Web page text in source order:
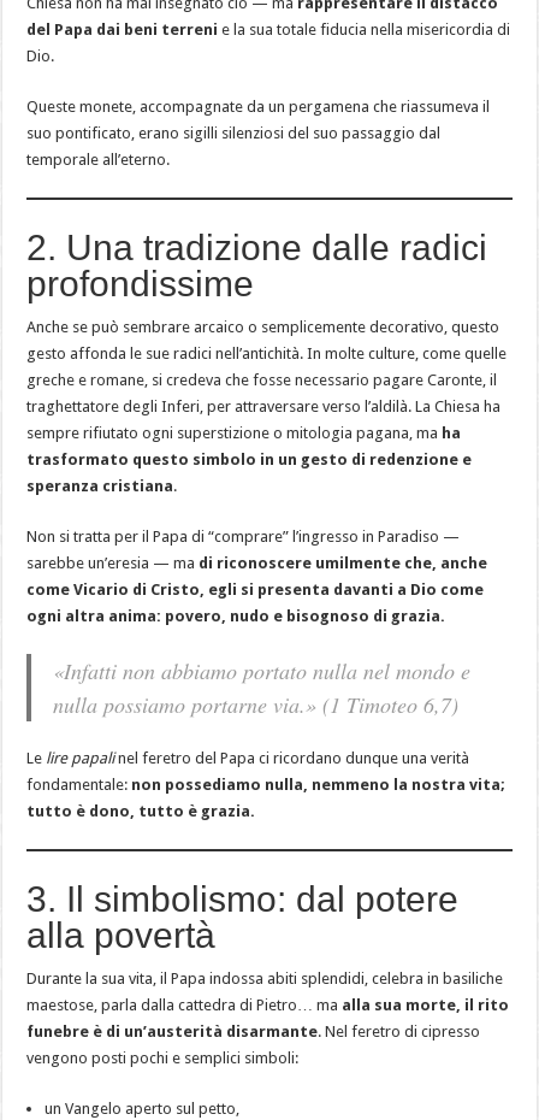
del Papa dai beni terreni e la sua totale fiducia nella misericordia di
Dio.
Queste monete, accompagnate da un pergamena che riassumeva il
suo pontificato, erano sigilli silenziosi del suo passaggio dal
temporale all’eterno.
2. Una tradizione dalle radici
profondissime
Anche se può sembrare arcaico o semplicemente decorativo, questo
gesto affonda le sue radici nell’antichità. In molte culture, come quelle
greche e romane, si credeva che fosse necessario pagare Caronte, il
traghettatore degli Inferi, per attraversare verso l’aldilà. La Chiesa ha
sempre rifiutato ogni superstizione o mitologia pagana, ma ha
trasformato questo simbolo in un gesto di redenzione e
speranza cristiana.
Non si tratta per il Papa di “comprare” l’ingresso in Paradiso —
sarebbe un’eresia — ma di riconoscere umilmente che, anche
come Vicario di Cristo, egli si presenta davanti a Dio come
ogni altra anima: povero, nudo e bisognoso di grazia.
«Infatti non abbiamo portato nulla nel mondo e
nulla possiamo portarne via.» (1 Timoteo 6,7)
Le lire papalinel feretro del Papa ci ricordano dunque una verità
fondamentale: non possediamo nulla, nemmeno la nostra vita;
tutto è dono, tutto è grazia.
3. Il simbolismo: dal potere
alla povertà
Durante la sua vita, il Papa indossa abiti splendidi, celebra in basiliche
maestose, parla dalla cattedra di Pietro… ma alla sua morte, il rito
funebre è di un’austerità disarmante. Nel feretro di cipresso
vengono posti pochi e semplici simboli:
un Vangelo aperto sul petto,